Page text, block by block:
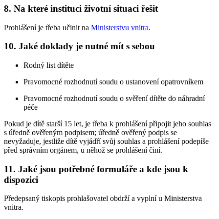
8. Na které instituci životní situaci řešit
Prohlášení je třeba učinit na Ministerstvu vnitra.
10. Jaké doklady je nutné mít s sebou
Rodný list dítěte
Pravomocné rozhodnutí soudu o ustanovení opatrovníkem
Pravomocné rozhodnutí soudu o svěření dítěte do náhradní
péče
Pokud je dítě starší 15 let, je třeba k prohlášení připojit jeho souhlas
s úředně ověřeným podpisem; úředně ověřený podpis se
nevyžaduje, jestliže dítě vyjádří svůj souhlas a prohlášení podepíše
před správním orgánem, u něhož se prohlášení činí.
11. Jaké jsou potřebné formuláře a kde jsou k
dispozici
Předepsaný tiskopis prohlašovatel obdrží a vyplní u Ministerstva
vnitra.